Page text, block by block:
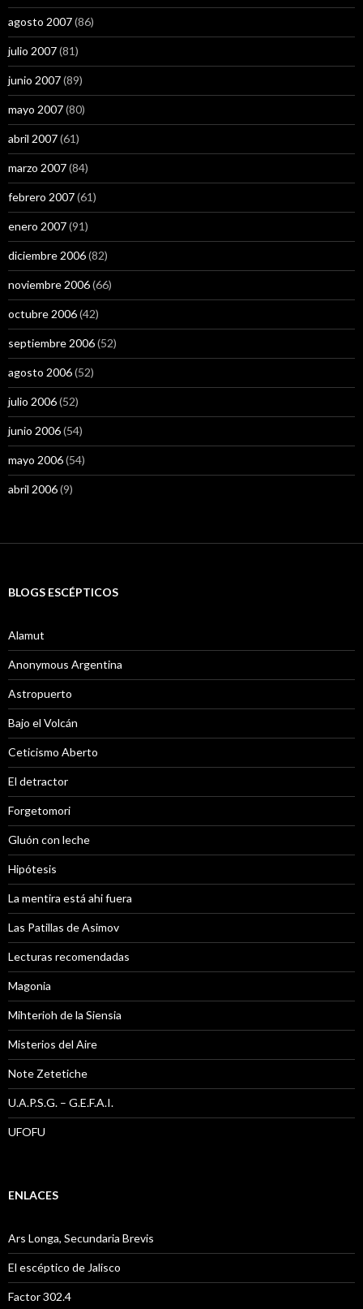
agosto 2007(86)
julio 2007(81)
junio 2007(89)
mayo 2007(80)
abril 2007(61)
marzo 2007(84)
febrero 2007(61)
enero 2007(91)
diciembre 2006(82)
noviembre 2006(66)
octubre 2006(42)
septiembre 2006(52)
agosto 2006(52)
julio 2006(52)
junio 2006(54)
mayo 2006(54)
abril 2006(9)
BLOGS ESCÉPTICOS
Alamut
Anonymous Argentina
Astropuerto
Bajo el Volcán
Ceticismo Aberto
El detractor
Forgetomori
Gluón con leche
Hipótesis
La mentira está ahi fuera
Las Patillas de Asimov
Lecturas recomendadas
Magonia
Mihterioh de la Siensia
Misterios del Aire
Note Zetetiche
U.A.P.S.G. – G.E.F.A.I.
UFOFU
ENLACES
Ars Longa, Secundaria Brevis
El escéptico de Jalisco
Factor 302.4